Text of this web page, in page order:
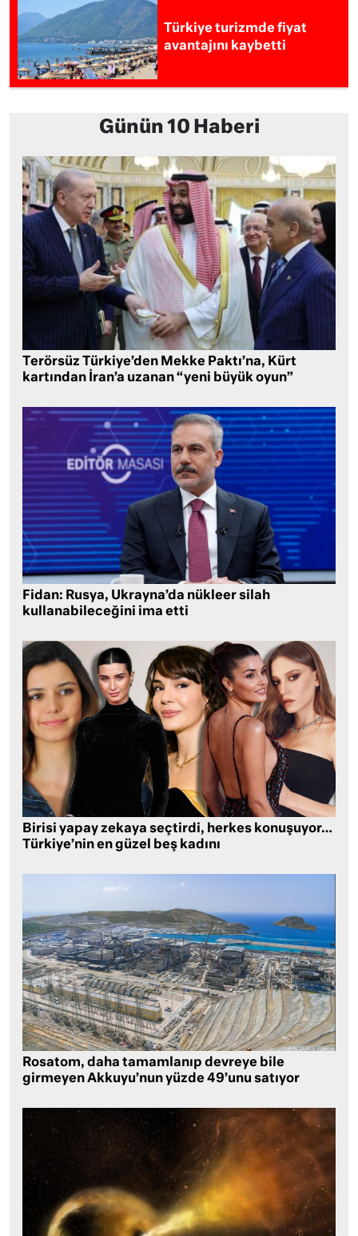
Türkiye turizmde fiyat
avantajını kaybetti
Günün 10 Haberi
Terörsüz Türkiye’den Mekke Paktı’na, Kürt
kartından İran’a uzanan “yeni büyük oyun”
Fidan: Rusya, Ukrayna’da nükleer silah
kullanabileceğini ima etti
Birisi yapay zekaya seçtirdi, herkes konuşuyor…
Türkiye’nin en güzel beş kadını
Rosatom, daha tamamlanıp devreye bile
girmeyen Akkuyu’nun yüzde 49’unu satıyor